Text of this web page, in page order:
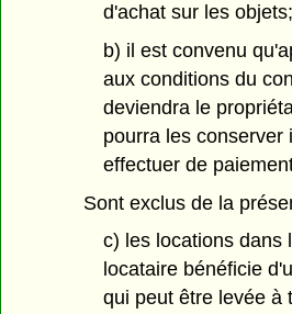
d'achat sur les objets;
b) il est convenu
aux conditions du
deviendra le
pourra les conserver
effectuer de
Sont exclus de la
c) les locations dans
locataire bénéficie
qui peut être levée à